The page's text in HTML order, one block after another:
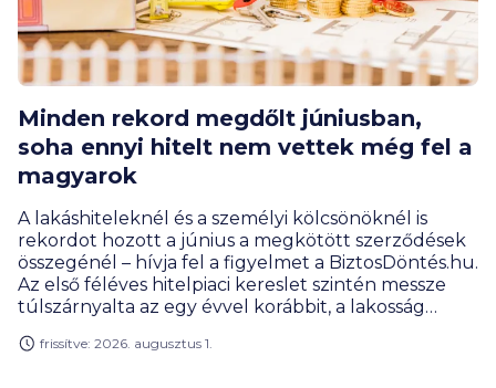
Minden rekord megdőlt júniusban,
soha ennyi hitelt nem vettek még fel a
magyarok
A lakáshiteleknél és a személyi kölcsönöknél is
rekordot hozott a június a megkötött szerződések
összegénél – hívja fel a figyelmet a BiztosDöntés.hu.
Az első féléves hitelpiaci kereslet szintén messze
túlszárnyalta az egy évvel korábbit, a lakosság
milliárd forint közelében mozog.
frissítve: 2026. augusztus 1.